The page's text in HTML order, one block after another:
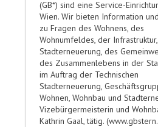
(GB*) sind eine Service-
Wien. Wir bieten Information
zu Fragen des Wohnens, des
Wohnumfeldes, der
Stadterneuerung, des
des Zusammenlebens in der
im Auftrag der Technischen
Stadterneuerung,
Wohnen, Wohnbau und
Vizebürgermeisterin und
Kathrin Gaal, tätig.